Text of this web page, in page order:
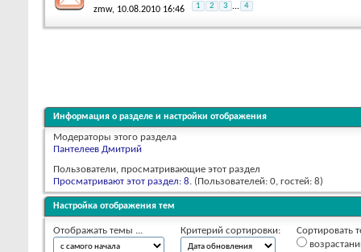
zmw, 10.08.2010 16:46 1 2 3 ... 4
Информация о разделе и настройки отображения
Модераторы этого раздела
Пантелеев Дмитрий
Пользователи, просматривающие этот раздел
Просматривают этот раздел: 8. (Пользователей: 0, гостей: 8)
Настройка отображения тем
Отображать темы ... Критерий сортировки:
Сортировать